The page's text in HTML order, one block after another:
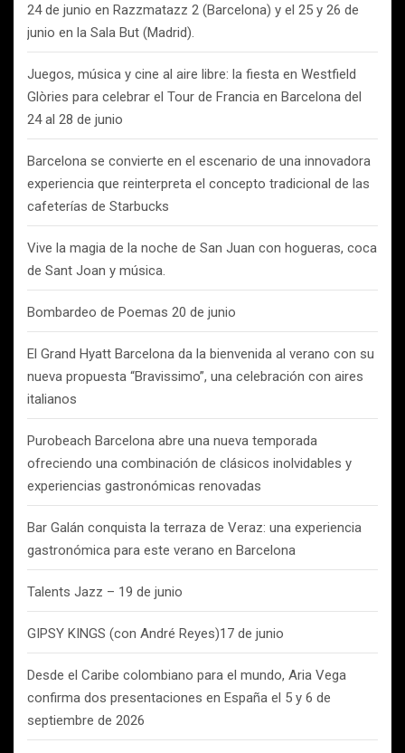
24 de junio en Razzmatazz 2 (Barcelona) y el 25 y 26 de
junio en la Sala But (Madrid).
Juegos, música y cine al aire libre: la fiesta en Westfield
Glòries para celebrar el Tour de Francia en Barcelona del
24 al 28 de junio
Barcelona se convierte en el escenario de una innovadora
experiencia que reinterpreta el concepto tradicional de las
cafeterías de Starbucks
Vive la magia de la noche de San Juan con hogueras, coca
de Sant Joan y música.
Bombardeo de Poemas 20 de junio
El Grand Hyatt Barcelona da la bienvenida al verano con su
nueva propuesta “Bravissimo”, una celebración con aires
italianos
Purobeach Barcelona abre una nueva temporada
ofreciendo una combinación de clásicos inolvidables y
experiencias gastronómicas renovadas
Bar Galán conquista la terraza de Veraz: una experiencia
gastronómica para este verano en Barcelona
Talents Jazz – 19 de junio
GIPSY KINGS (con André Reyes)17 de junio
Desde el Caribe colombiano para el mundo, Aria Vega
confirma dos presentaciones en España el 5 y 6 de
septiembre de 2026